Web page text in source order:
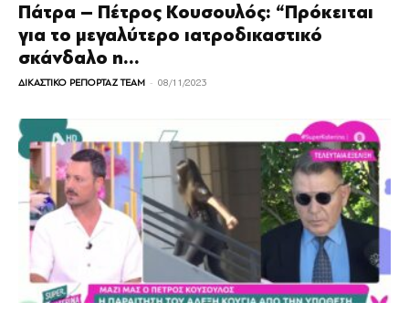
Πάτρα – Πέτρος Κουσουλός: “Πρόκειται
για το μεγαλύτερο ιατροδικαστικό
σκάνδαλο η...
ΔΙΚΑΣΤΙΚΟ ΡΕΠΟΡΤΑΖ TEAM - 08/11/2023